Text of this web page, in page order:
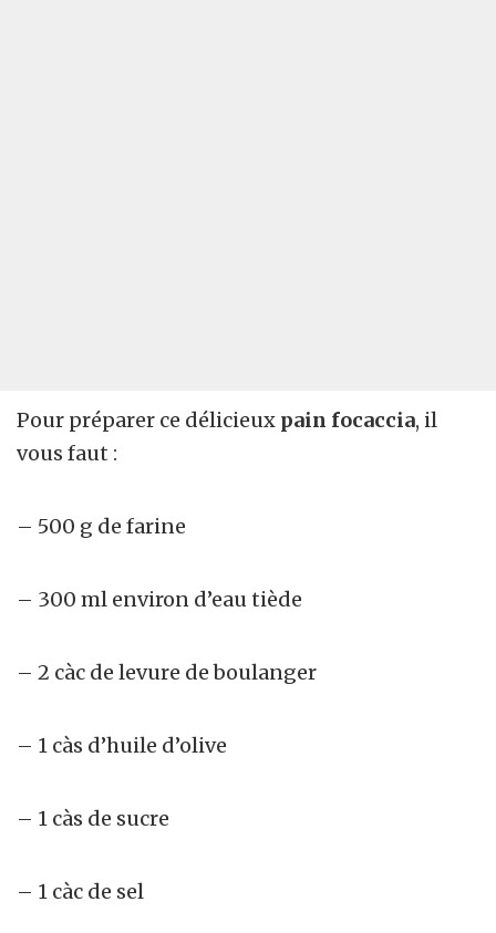
Pour préparer ce délicieux pain focaccia, il
vous faut :
– 500 g de farine
– 300 ml environ d’eau tiède
– 2 càc de levure de boulanger
– 1 càs d’huile d’olive
– 1 càs de sucre
– 1 càc de sel